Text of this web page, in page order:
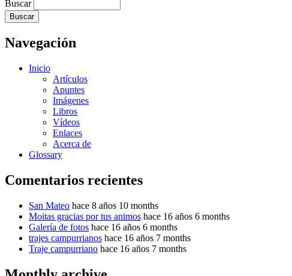
Buscar
Navegación
Inicio
Artículos
Apuntes
Imágenes
Libros
Vídeos
Enlaces
Acerca de
Glossary
Comentarios recientes
San Mateo hace 8 años 10 months
Moitas gracias por tus animos hace 16 años 6 months
Galería de fotos hace 16 años 6 months
trajes campurrianos hace 16 años 7 months
Traje campurriano hace 16 años 7 months